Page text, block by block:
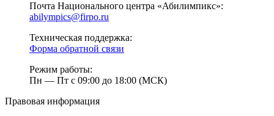
Почта Национального центра «Абилимпикс»:
abilympics@firpo.ru
Техническая поддержка:
Форма обратной связи
Режим работы:
Пн — Пт с 09:00 до 18:00 (МСК)
Правовая информация